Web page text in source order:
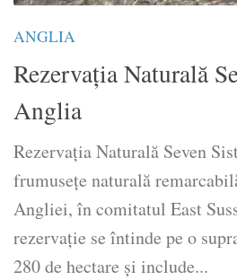
ANGLIA
Rezervația Naturală
Anglia
Rezervația Naturală Seven
frumusețe naturală
Angliei, în comitatul East
rezervație se întinde pe o
280 de hectare și include...